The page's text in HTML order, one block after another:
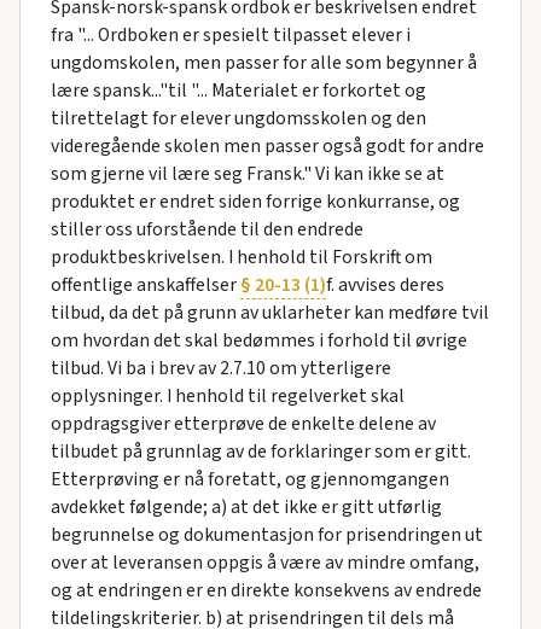
Spansk-norsk-spansk ordbok er beskrivelsen endret
fra "... Ordboken er spesielt tilpasset elever i
ungdomskolen, men passer for alle som begynner å
lære spansk..."til "... Materialet er forkortet og
tilrettelagt for elever ungdomsskolen og den
videregående skolen men passer også godt for andre
som gjerne vil lære seg Fransk." Vi kan ikke se at
produktet er endret siden forrige konkurranse, og
stiller oss uforstående til den endrede
produktbeskrivelsen. I henhold til Forskrift om
offentlige anskaffelser§ 20-13 (1)f. avvises deres
tilbud, da det på grunn av uklarheter kan medføre tvil
om hvordan det skal bedømmes i forhold til øvrige
tilbud. Vi ba i brev av 2.7.10 om ytterligere
opplysninger. I henhold til regelverket skal
oppdragsgiver etterprøve de enkelte delene av
tilbudet på grunnlag av de forklaringer som er gitt.
Etterprøving er nå foretatt, og gjennomgangen
avdekket følgende; a) at det ikke er gitt utførlig
begrunnelse og dokumentasjon for prisendringen ut
over at leveransen oppgis å være av mindre omfang,
og at endringen er en direkte konsekvens av endrede
tildelingskriterier. b) at prisendringen til dels må